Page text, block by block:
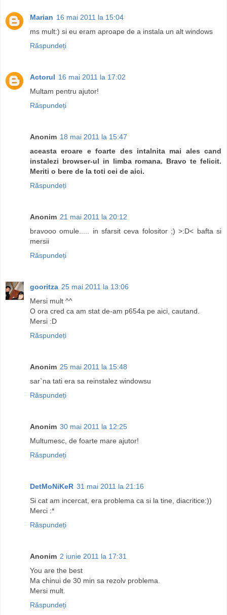
Marian 16 mai 2011 la 15:04
ms mult:) si eu eram aproape de a instala un alt windows
Răspundeți
Actorul 16 mai 2011 la 17:02
Multam pentru ajutor!
Răspundeți
Anonim 18 mai 2011 la 15:47
aceasta eroare e foarte des intalnita mai ales cand
instalezi browser-ul in limba romana. Bravo te felicit.
Meriti o bere de la toti cei de aici.
Răspundeți
Anonim 21 mai 2011 la 20:12
bravooo omule..... in sfarsit ceva folositor ;) >:D< bafta si
mersii
Răspundeți
gooritza 25 mai 2011 la 13:06
Mersi mult ^^
O ora cred ca am stat de-am p654a pe aici, cautand.
Mersi :D
Răspundeți
Anonim 25 mai 2011 la 15:48
sar`na tati era sa reinstalez windowsu
Răspundeți
Anonim 30 mai 2011 la 12:25
Multumesc, de foarte mare ajutor!
Răspundeți
DetMoNiKeR 31 mai 2011 la 21:16
Si cat am incercat, era problema ca si la tine, diacritice:))
Merci :*
Răspundeți
Anonim 2 iunie 2011 la 17:31
You are the best
Ma chinui de 30 min sa rezolv problema.
Mersi mult.
Răspundeți